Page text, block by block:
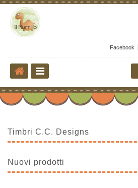
Facebook
Timbri C.C. Designs
Nuovi prodotti